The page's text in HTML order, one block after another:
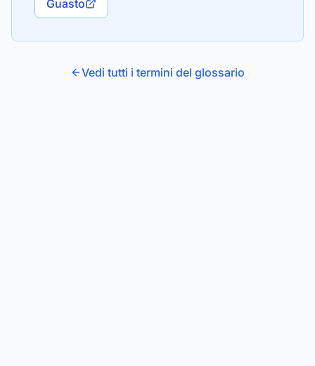
Guasto
Vedi tutti i termini del glossario